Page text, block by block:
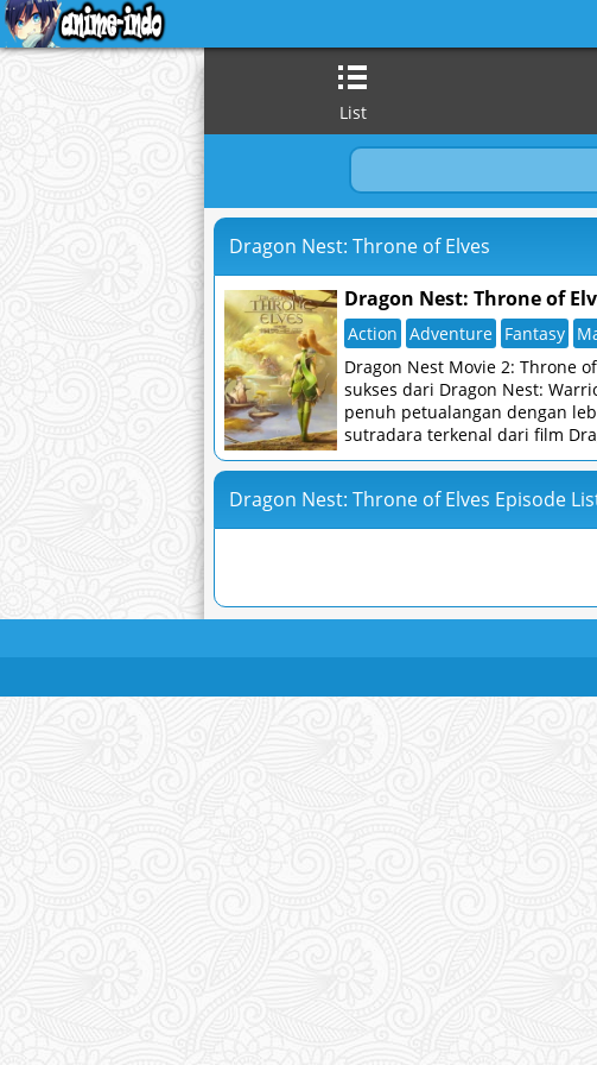
List
Dragon Nest: Throne of Elves
Dragon Nest: Throne of
Action Adventure Fantasy
Dragon Nest Movie 2: Throne
sukses dari Dragon Nest:
penuh petualangan dengan
sutradara terkenal dari film
Dragon Nest: Throne of Elves Episode